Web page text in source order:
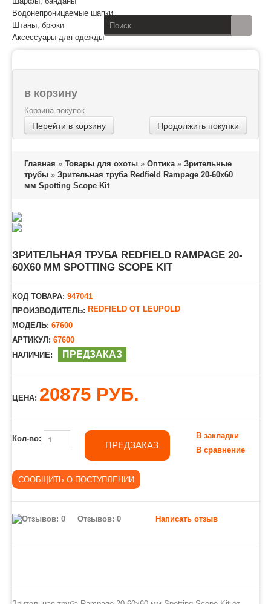
Водонепроницаемые шапки
Штаны, брюки
Аксессуары для одежды
в корзину
Корзина покупок
Перейти в корзину Продолжить покупки
Главная » Товары для охоты » Оптика» Зрительные
трубы » Зрительная труба Redfield Rampage 20-60x60
мм Spotting Scope Kit
ЗРИТЕЛЬНАЯ ТРУБА REDFIELD RAMPAGE 20-
60X60 ММ SPOTTING SCOPE KIT
КОД ТОВАРА: 947041
ПРОИЗВОДИТЕЛЬ: REDFIELD ОТ LEUPOLD
МОДЕЛЬ: 67600
АРТИКУЛ: 67600
НАЛИЧИЕ:
ПРЕДЗАКАЗ
ЦЕНА: 20875 РУБ.
Кол-во:
ПРЕДЗАКАЗ
В закладки
В сравнение
Отзывов: 0 Написать отзыв